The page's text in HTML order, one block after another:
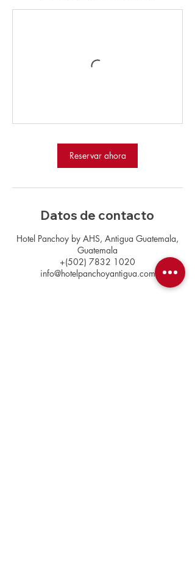
Reservar ahora
Datos de contacto
Hotel Panchoy by AHS, Antigua Guatemala,
Guatemala
+(502) 7832 1020
info@hotelpanchoyantigua.com